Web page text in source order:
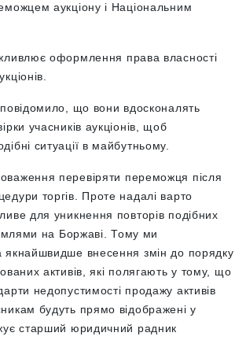
аукціону і Національним
оформлення права власності
що вони вдосконалять
учасників аукціонів, щоб
ситуації в майбутньому.
перевіряти переможця після
торгів. Проте надалі варто
для уникнення повторів подібних
на Боржаві. Тому ми
якнайшвидше внесення змін до порядку
активів, які полягають у тому, що
недопустимості продажу активів
будуть прямо відображені у
старший юридичний радник